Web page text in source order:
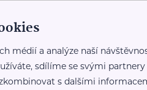
články
médií a analýze naší
sdílíme se svými
s dalšími